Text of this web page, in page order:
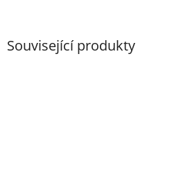
Související produkty